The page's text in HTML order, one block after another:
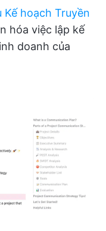
Kế hoạch Truyền
hóa việc lập kế
doanh của